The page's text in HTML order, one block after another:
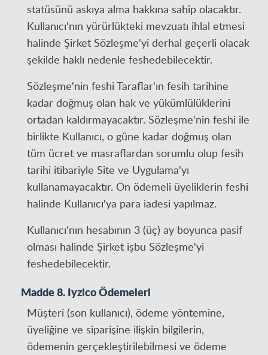
statüsünü askıya alma hakkına sahip olacaktır.
Kullanıcı'nın yürürlükteki mevzuatı ihlal etmesi
halinde Şirket Sözleşme'yi derhal geçerli olacak
şekilde haklı nedenle feshedebilecektir.
Sözleşme'nin feshi Taraflar'ın fesih tarihine
kadar doğmuş olan hak ve yükümlülüklerini
ortadan kaldırmayacaktır. Sözleşme'nin feshi ile
birlikte Kullanıcı, o güne kadar doğmuş olan
tüm ücret ve masraflardan sorumlu olup fesih
tarihi itibariyle Site ve Uygulama'yı
kullanamayacaktır. Ön ödemeli üyeliklerin feshi
halinde Kullanıcı'ya para iadesi yapılmaz.
Kullanıcı'nın hesabının 3 (üç) ay boyunca pasif
olması halinde Şirket işbu Sözleşme'yi
feshedebilecektir.
Madde 8. Iyzico Ödemeleri
Müşteri (son kullanıcı), ödeme yöntemine,
üyeliğine ve siparişine ilişkin bilgilerin,
ödemenin gerçekleştirilebilmesi ve ödeme